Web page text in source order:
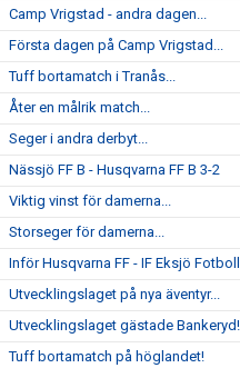
Camp Vrigstad - andra dagen...
Första dagen på Camp Vrigstad...
Tuff bortamatch i Tranås...
Åter en målrik match...
Seger i andra derbyt...
Nässjö FF B - Husqvarna FF B 3-2
Viktig vinst för damerna...
Storseger för damerna...
Inför Husqvarna FF - IF Eksjö Fotboll
Utvecklingslaget på nya äventyr...
Utvecklingslaget gästade Bankeryd!
Tuff bortamatch på höglandet!